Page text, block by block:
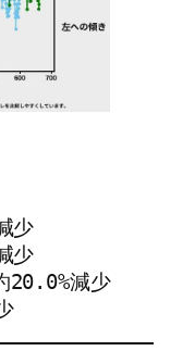
少
少
20.0%減少